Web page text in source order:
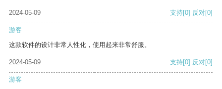
2024-05-09 支持[0] 反对[0]
游客
这款软件的设计非常人性化，使用起来非常舒服。
2024-05-09 支持[0] 反对[0]
游客